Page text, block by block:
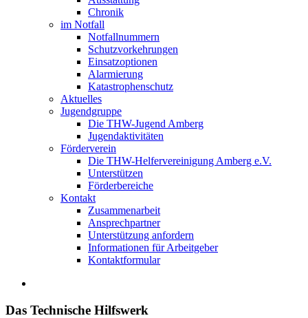
Chronik
im Notfall
Notfallnummern
Schutzvorkehrungen
Einsatzoptionen
Alarmierung
Katastrophenschutz
Aktuelles
Jugendgruppe
Die THW-Jugend Amberg
Jugendaktivitäten
Förderverein
Die THW-Helfervereinigung Amberg e.V.
Unterstützen
Förderbereiche
Kontakt
Zusammenarbeit
Ansprechpartner
Unterstützung anfordern
Informationen für Arbeitgeber
Kontaktformular
Das Technische Hilfswerk